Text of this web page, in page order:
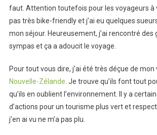
faut. Attention toutefois pour les voyageurs à
pas très bike-friendly et j’ai eu quelques
mon séjour. Heureusement, j’ai rencontré des
sympas et ça a adoucit le voyage.
Pour tout vous dire, j’ai été très déçue de mon
Nouvelle-Zélande . Je trouve qu’ils font tout
qu’ils en oublient l’environnement. Il y a
d’actions pour un tourisme plus vert et
j’en ai vu ne m’a pas plu.